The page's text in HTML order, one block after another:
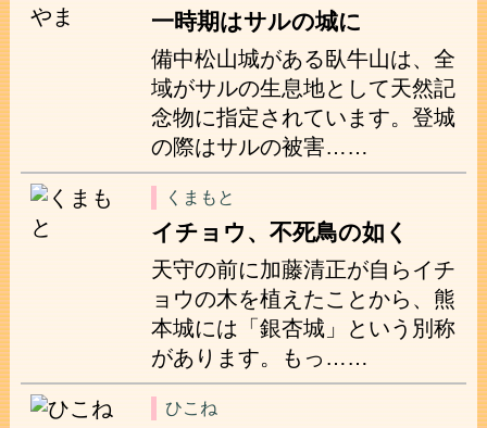
一時期はサルの城に
備中松山城がある臥牛山は、全
域がサルの生息地として天然記
念物に指定されています。登城
の際はサルの被害……
くまもと
イチョウ、不死鳥の如く
天守の前に加藤清正が自らイチ
ョウの木を植えたことから、熊
本城には「銀杏城」という別称
があります。もっ……
ひこね